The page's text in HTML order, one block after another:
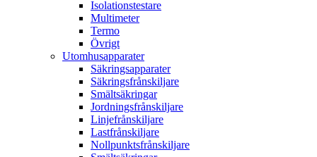
Isolationstestare
Multimeter
Termo
Övrigt
Utomhusapparater
Säkringsapparater
Säkringsfrånskiljare
Smältsäkringar
Jordningsfrånskiljare
Linjefrånskiljare
Lastfrånskiljare
Nollpunktsfrånskiljare